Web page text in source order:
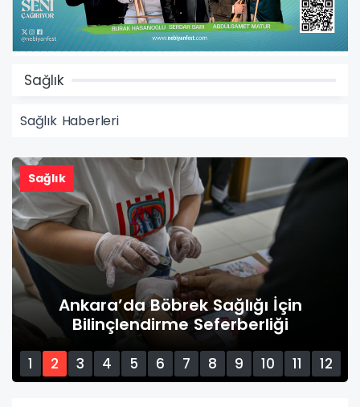
Sağlık
Sağlık Haberleri
Sağlık
Ankara’da Böbrek Sağlığı İçin
Bilinçlendirme Seferberliği
1 2 3 4 5 6 7 8 9 10 11
12